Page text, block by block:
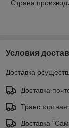
Страна
Условия
Доставка
Доставка
Доставка